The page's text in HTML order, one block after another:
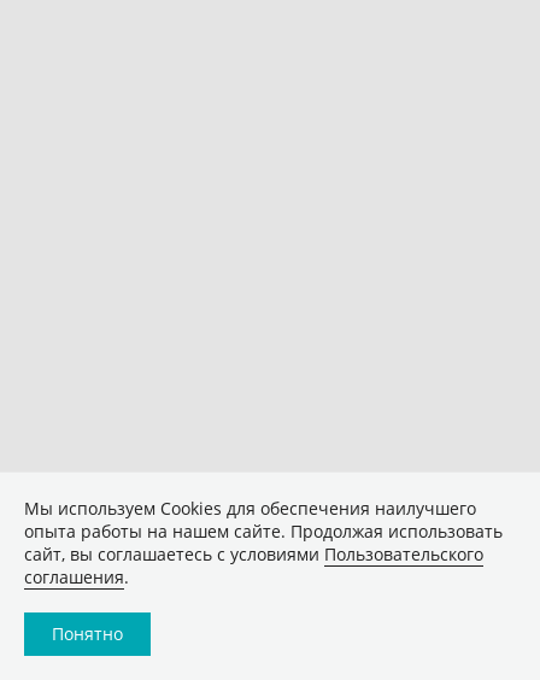
Мы используем Сookies для обеспечения наилучшего
опыта работы на нашем сайте. Продолжая использовать
сайт, вы соглашаетесь с условиями Пользовательского
соглашения.
Понятно